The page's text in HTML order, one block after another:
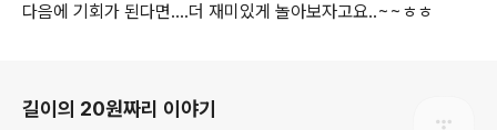
다음에 기회가 된다면....더 재미있게 놀아보자고요..~~ㅎㅎ
길이의 20원짜리 이야기